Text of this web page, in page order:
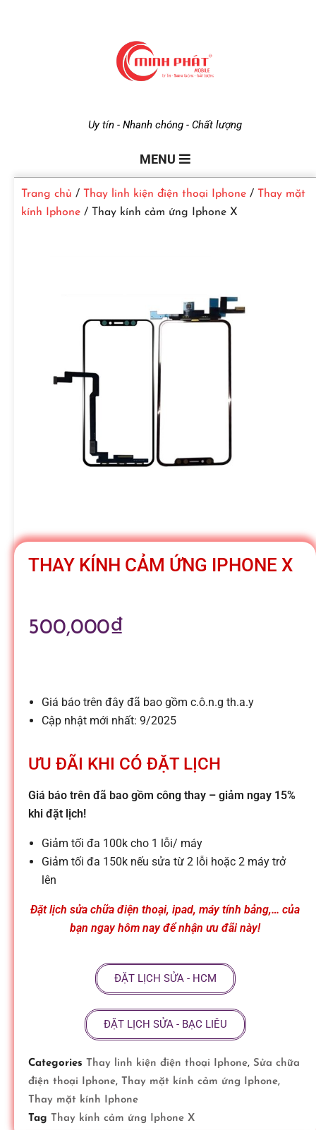
i
n
o
b
l
e
-
S
ử
a
c
đ
i
Uy tín - Nhanh chóng - Chất lượng
MENU
Trang chủ / Thay linh kiện điện thoại Iphone /
Thay mặt
kính Iphone / Thay kính cảm ứng Iphone X
THAY KÍNH CẢM ỨNG IPHONE X
500,000₫
Giá báo trên đây đã bao gồm c.ô.n.g th.a.y
Cập nhật mới nhất: 9/2025
ƯU ĐÃI KHI CÓ ĐẶT LỊCH
Giá báo trên đã bao gồm công thay – giảm ngay 15%
khi đặt lịch!
Giảm tối đa 100k cho 1 lỗi/ máy
Giảm tối đa 150k nếu sửa từ 2 lỗi hoặc 2 máy trở
lên
Đặt lịch sửa chữa điện thoại, ipad, máy tính bảng,… của
bạn ngay hôm nay để nhận ưu đãi này!
ĐẶT LỊCH SỬA - HCM
ĐẶT LỊCH SỬA - BẠC LIÊU
Categories Thay linh kiện điện thoại Iphone, Sửa chữa
điện thoại Iphone, Thay mặt kính cảm ứng Iphone,
Thay mặt kính Iphone
Tag Thay kính cảm ứng Iphone X